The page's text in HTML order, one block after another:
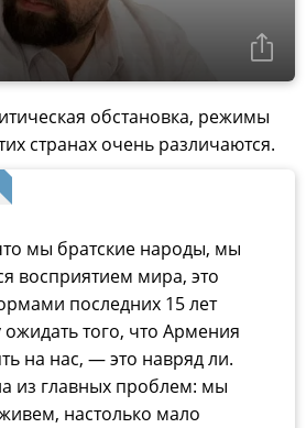
обстановка, режимы
странах очень различаются.
мы братские народы, мы
восприятием мира, это
последних 15 лет
ожидать того, что Армения
на нас, — это навряд ли.
из главных проблем: мы
настолько мало